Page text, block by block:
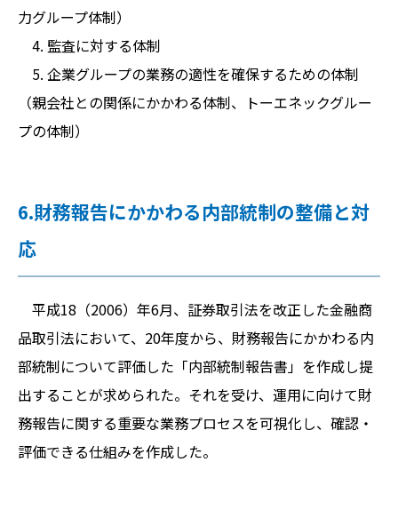
力グループ体制）
4. 監査に対する体制
5. 企業グループの業務の適性を確保するための体制
（親会社との関係にかかわる体制、トーエネックグルー
プの体制）
6.財務報告にかかわる内部統制の整備と対
応
平成18（2006）年6月、証券取引法を改正した金融商
品取引法において、20年度から、財務報告にかかわる内
部統制について評価した「内部統制報告書」を作成し提
出することが求められた。それを受け、運用に向けて財
務報告に関する重要な業務プロセスを可視化し、確認・
評価できる仕組みを作成した。